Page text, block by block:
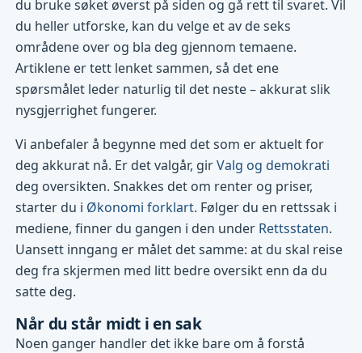
du bruke søket øverst på siden og gå rett til svaret. Vil
du heller utforske, kan du velge et av de seks
områdene over og bla deg gjennom temaene.
Artiklene er tett lenket sammen, så det ene
spørsmålet leder naturlig til det neste – akkurat slik
nysgjerrighet fungerer.
Vi anbefaler å begynne med det som er aktuelt for
deg akkurat nå. Er det valgår, girValg og demokrati
deg oversikten. Snakkes det om renter og priser,
starter du i Økonomi forklart. Følger du en rettssak i
mediene, finner du gangen i den under Rettsstaten.
Uansett inngang er målet det samme: at du skal reise
deg fra skjermen med litt bedre oversikt enn da du
satte deg.
Når du står midt i en sak
Noen ganger handler det ikke bare om å forstå